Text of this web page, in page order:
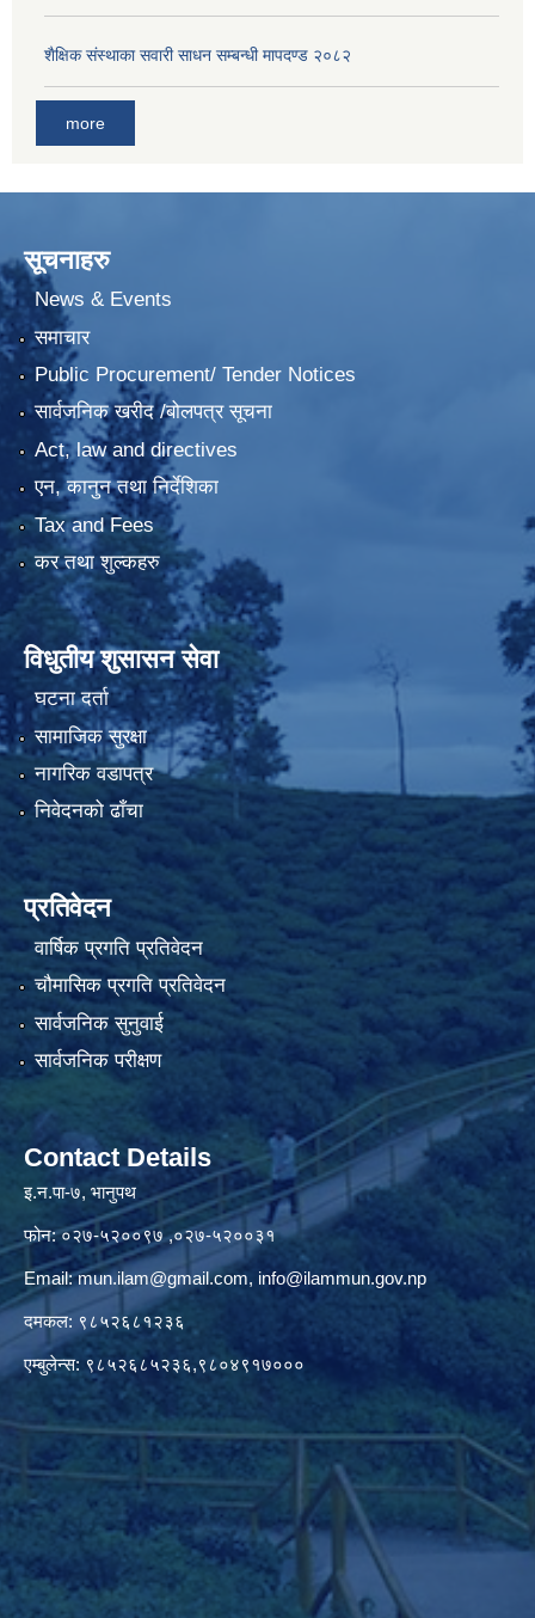
शैक्षिक संस्थाका सवारी साधन सम्बन्धी मापदण्ड २०८२
more
सूचनाहरु
News & Events
समाचार
Public Procurement/ Tender Notices
सार्वजनिक खरीद /बोलपत्र सूचना
Act, law and directives
एन, कानुन तथा निर्देशिका
Tax and Fees
कर तथा शुल्कहरु
विधुतीय शुसासन सेवा
घटना दर्ता
सामाजिक सुरक्षा
नागरिक वडापत्र
निवेदनको ढाँचा
प्रतिवेदन
वार्षिक प्रगति प्रतिवेदन
चौमासिक प्रगति प्रतिवेदन
सार्वजनिक सुनुवाई
सार्वजनिक परीक्षण
Contact Details
इ.न.पा-७, भानुपथ
फोन: ०२७-५२००९७ ,०२७-५२००३१
Email:mun.ilam@gmail.com, info@ilammun.gov.np
दमकल: ९८५२६८१२३६
एम्बुलेन्स: ९८५२६८५२३६,९८०४९१७०००